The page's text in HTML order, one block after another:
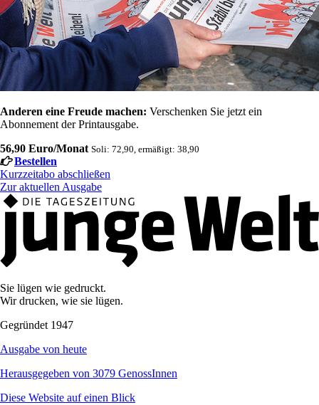
Anderen eine Freude machen: Verschenken Sie jetzt ein
Abonnement der Printausgabe.
56,90 Euro/Monat Soli: 72,90, ermäßigt: 38,90
Bestellen
Kurzzeitabo abschließen
Zur aktuellen Ausgabe
Sie lügen wie gedruckt.
Wir drucken, wie sie lügen.
Gegründet 1947
Ausgabe von heute
Herausgegeben von 3079 GenossInnen
Diese Website auf einen Blick